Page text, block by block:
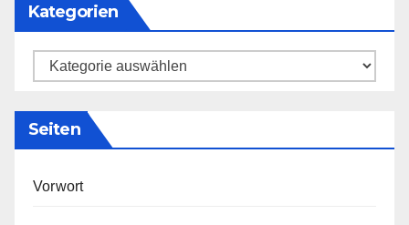
Kategorien
Kategorien
Seiten
Vorwort